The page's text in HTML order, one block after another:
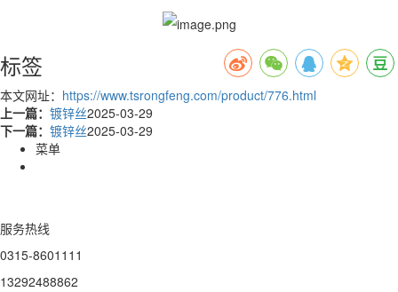
标签
本文网址： https://www.tsrongfeng.com/product/776.html
上一篇： 镀锌丝2025-03-29
下一篇： 镀锌丝2025-03-29
菜单
服务热线
0315-8601111
13292488862